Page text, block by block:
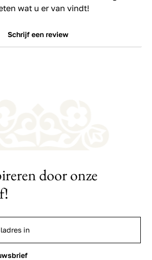
wat u er van vindt!
Schrijf een review
door onze